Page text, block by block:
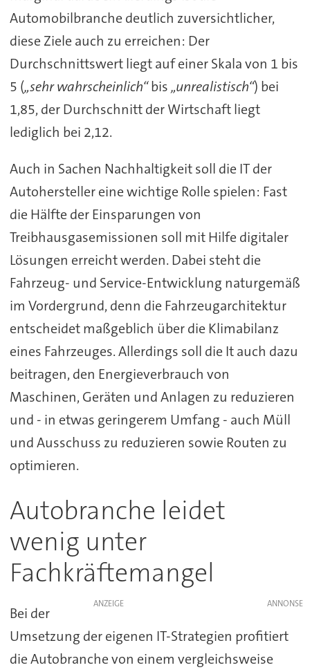
Automobilbranche deutlich zuversichtlicher,
diese Ziele auch zu erreichen: Der
Durchschnittswert liegt auf einer Skala von 1 bis
5 („sehr wahrscheinlich“bis„unrealistisch“) bei
1,85, der Durchschnitt der Wirtschaft liegt
lediglich bei 2,12.
Auch in Sachen Nachhaltigkeit soll die IT der
Autohersteller eine wichtige Rolle spielen: Fast
die Hälfte der Einsparungen von
Treibhausgasemissionen soll mit Hilfe digitaler
Lösungen erreicht werden. Dabei steht die
Fahrzeug- und Service-Entwicklung naturgemäß
im Vordergrund, denn die Fahrzeugarchitektur
entscheidet maßgeblich über die Klimabilanz
eines Fahrzeuges. Allerdings soll die It auch dazu
beitragen, den Energieverbrauch von
Maschinen, Geräten und Anlagen zu reduzieren
und - in etwas geringerem Umfang - auch Müll
und Ausschuss zu reduzieren sowie Routen zu
optimieren.
Autobranche leidet
wenig unter
Fachkräftemangel
ANZEIGE
Bei der
Umsetzung der eigenen IT-Strategien profitiert
die Autobranche von einem vergleichsweise